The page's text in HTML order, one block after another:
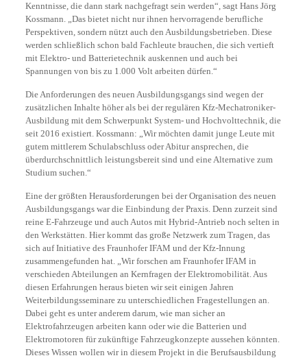
Kenntnisse, die dann stark nachgefragt sein werden“, sagt Hans Jörg
Kossmann. „Das bietet nicht nur ihnen hervorragende berufliche
Perspektiven, sondern nützt auch den Ausbildungsbetrieben. Diese
werden schließlich schon bald Fachleute brauchen, die sich vertieft
mit Elektro- und Batterietechnik auskennen und auch bei
Spannungen von bis zu 1.000 Volt arbeiten dürfen.“
Die Anforderungen des neuen Ausbildungsgangs sind wegen der
zusätzlichen Inhalte höher als bei der regulären Kfz-Mechatroniker-
Ausbildung mit dem Schwerpunkt System- und Hochvolttechnik, die
seit 2016 existiert. Kossmann: „Wir möchten damit junge Leute mit
gutem mittlerem Schulabschluss oder Abitur ansprechen, die
überdurchschnittlich leistungsbereit sind und eine Alternative zum
Studium suchen.“
Eine der größten Herausforderungen bei der Organisation des neuen
Ausbildungsgangs war die Einbindung der Praxis. Denn zurzeit sind
reine E-Fahrzeuge und auch Autos mit Hybrid-Antrieb noch selten in
den Werkstätten. Hier kommt das große Netzwerk zum Tragen, das
sich auf Initiative des Fraunhofer IFAM und der Kfz-Innung
zusammengefunden hat. „Wir forschen am Fraunhofer IFAM in
verschieden Abteilungen an Kernfragen der Elektromobilität. Aus
diesen Erfahrungen heraus bieten wir seit einigen Jahren
Weiterbildungsseminare zu unterschiedlichen Fragestellungen an.
Dabei geht es unter anderem darum, wie man sicher an
Elektrofahrzeugen arbeiten kann oder wie die Batterien und
Elektromotoren für zukünftige Fahrzeugkonzepte aussehen könnten.
Dieses Wissen wollen wir in diesem Projekt in die Berufsausbildung